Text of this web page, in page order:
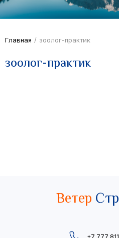
Главная / зоолог-практик
зоолог-практик
Ветер